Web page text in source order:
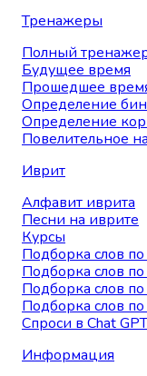
Тренажеры
Полный
Будущее время
Прошедшее
Определение
Определение
Повелительное
Иврит
Алфавит иврита
Песни на иврите
Курсы
Подборка слов
Подборка слов
Подборка слов
Подборка слов
Спроси в Chat GPT
Информация